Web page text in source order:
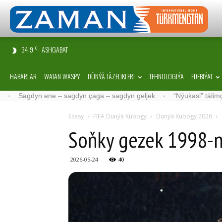
34.9 C ASHGABAT
HABARLAR WATAN WASPY DÜNÝÄ TÄZELIKLERI TEHNOLOGIÝA EDEBIÝAT
– sagdyn çaga – sagdyn geljek · “Nýukasl” tälimçisini täzeledi
Esasy FIFA Dünýä Kubogy Dünýä Kubogy 2026
Soňky gezek
2026-05-24 40